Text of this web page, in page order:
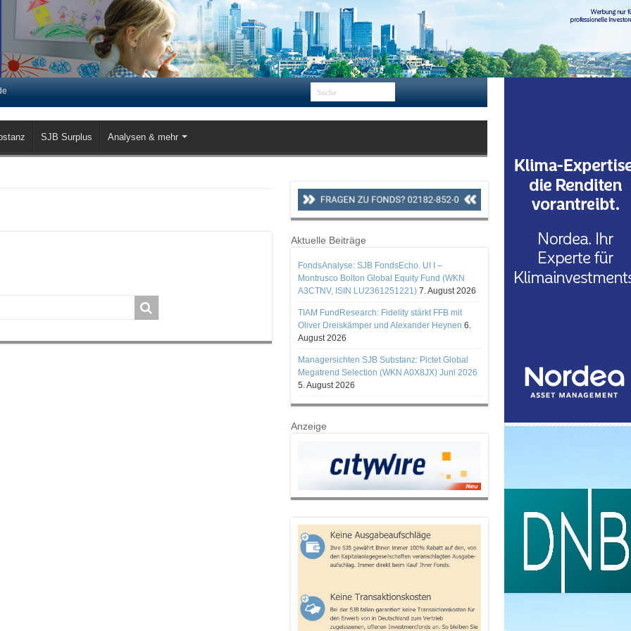
SJB Surplus Analysen & mehr
Aktuelle Beiträge
FondsAnalyse: SJB FondsEcho. UI I –
Montrusco Bolton Global Equity Fund (WKN
A3CTNV, ISIN LU2361251221) 7. August 2026
TIAM FundResearch: Fidelity stärkt FFB mit
Oliver Dreiskämper und Alexander Heynen 6.
August 2026
Managersichten SJB Substanz: Pictet Global
Megatrend Selection (WKN A0X8JX) Juni 2026
5. August 2026
Anzeige